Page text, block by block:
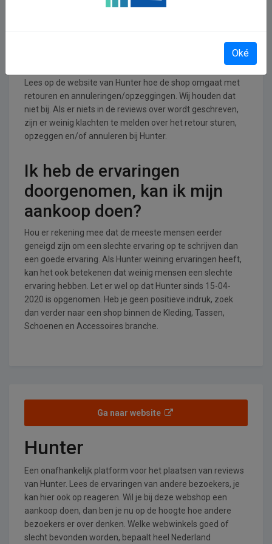
Accessoires branche.
Lees op de website van Hunter hoe de shop omgaat met
retouren en annuleringen/opzeggingen. Wij houden dat
niet bij. Als er niets in de reviews over wordt geschreven,
zijn er weinig klachten te melden over het retour sturen,
opzeggen en/of annuleren bij Hunter.
Ik heb de ervaringen
doorgenomen, kan ik mijn
aankoop doen?
Hou er rekening mee dat de meeste mensen eerder
geneigd zijn om een slechte ervaring op te schrijven dan
een goede ervaring. Als Hunter weining ervaringen heeft,
kan het ook betekenen dat weinig mensen een slechte
ervaring hebben. Let er wel op dat Hunter sinds 15-04-
2020 is opgenomen. Heb je geen positieve indruk, zoek
dan verder naar een shop binnen de Kleding, Tassen,
Schoenen en Accessoires branche.
Ga naar website
Hunter
Een onafhankelijk platform voor het plaatsen van reviews
van Hunter. Lees de ervaringen van andere bezoekers, je
kan hier ook op reageren. Wil je bij deze webshop een
aankoop doen, dan ben je nu op de hoogte hoe andere
bezoekers er over denken. Welke webwinkels goed of
slecht bevonden worden, bepaalt heel Nederland
Oké